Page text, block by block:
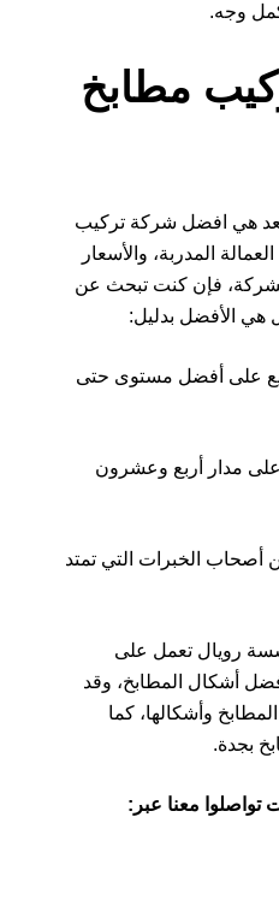
وجه.
مطابخ
هي افضل شركة تركيب
المدربة، والأسعار
فإن كنت تبحث عن
الأفضل بدليل:
على أفضل مستوى حتى
مدار أربع وعشرون
أصحاب الخبرات التي تمتد
رويال تعمل على
أشكال المطابخ، وقد
وأشكالها، كما
بجدة.
تواصلوا معنا عبر: